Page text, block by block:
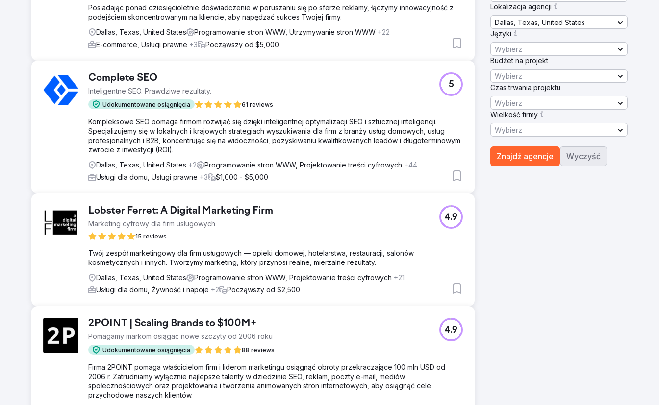
Posiadając ponad dziesięcioletnie doświadczenie w poruszaniu się po sferze reklamy, łączymy innowacyjność z
podejściem skoncentrowanym na kliencie, aby napędzać sukces Twojej firmy.
Dallas, Texas, United States
Programowanie stron WWW, Utrzymywanie stron WWW +22
E-commerce, Usługi prawne +3 Począwszy od $5,000
Complete SEO
Inteligentne SEO. Prawdziwe rezultaty.
Udokumentowane osiągnięcia 61 reviews
5
Kompleksowe SEO pomaga firmom rozwijać się dzięki inteligentnej optymalizacji SEO i sztucznej inteligencji.
Specjalizujemy się w lokalnych i krajowych strategiach wyszukiwania dla firm z branży usług domowych, usług
profesjonalnych i B2B, koncentrując się na widoczności, pozyskiwaniu kwalifikowanych leadów i długoterminowym
zwrocie z inwestycji (ROI).
Dallas, Texas, United States +2 Programowanie stron WWW, Projektowanie treści cyfrowych +44
Usługi dla domu, Usługi prawne +3 $1,000 - $5,000
Lobster Ferret: A Digital Marketing Firm
Marketing cyfrowy dla firm usługowych
15 reviews
4.9
Twój zespół marketingowy dla firm usługowych — opieki domowej, hotelarstwa, restauracji, salonów
kosmetycznych i innych. Tworzymy marketing, który przynosi realne, mierzalne rezultaty.
Dallas, Texas, United States
Programowanie stron WWW, Projektowanie treści cyfrowych +21
Usługi dla domu, Żywność i napoje +2 Począwszy od $2,500
2POINT | Scaling Brands to $100M+
Pomagamy markom osiągać nowe szczyty od 2006 roku
Udokumentowane osiągnięcia 88 reviews
4.9
Firma 2POINT pomaga właścicielom firm i liderom marketingu osiągnąć obroty przekraczające 100 mln USD od
2006 r. Zatrudniamy wyłącznie najlepsze talenty w dziedzinie SEO, reklam, poczty e-mail, mediów
społecznościowych oraz projektowania i tworzenia animowanych stron internetowych, aby osiągnąć cele
przychodowe naszych klientów.
Lokalizacja agencji
Dallas, Texas, United States
Języki
Wybierz
Budżet na projekt
Wybierz
Czas trwania projektu
Wybierz
Wielkość firmy
Wybierz
Znajdź agencje Wyczyść